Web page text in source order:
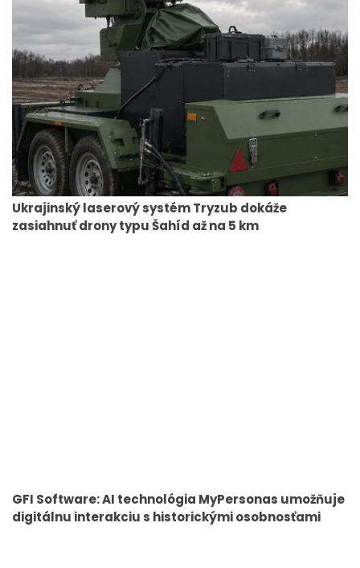
Ukrajinský laserový systém Tryzub dokáže
zasiahnuť drony typu Šahíd až na 5 km
GFI Software: AI technológia MyPersonas umožňuje
digitálnu interakciu s historickými osobnosťami